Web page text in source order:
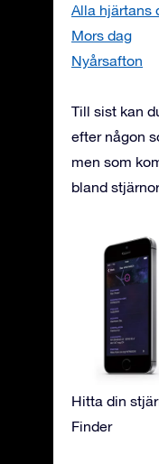
Alla hjärtans
Mors dag
Nyårsafton
Till sist kan
efter någon
men som
bland
Hitta din
Finder